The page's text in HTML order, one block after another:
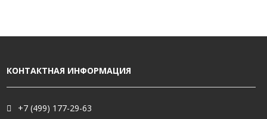
КОНТАКТНАЯ ИНФОРМАЦИЯ
+7 (499) 177-29-63